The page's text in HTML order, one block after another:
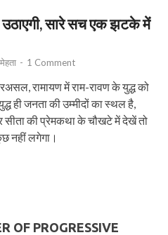
सारे सच एक झटके में
- 1 Comment
रामायण में राम-रावण के युद्ध को
ही जनता की उम्‍मीदों का स्‍थल है,
सीता की प्रेमकथा के चौखटे में देखें तो
नहीं लगेगा।
OF PROGRESSIVE